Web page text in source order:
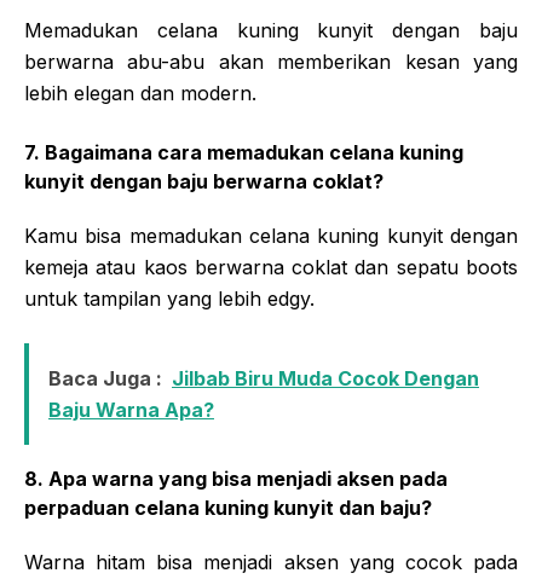
Memadukan celana kuning kunyit dengan baju
berwarna abu-abu akan memberikan kesan yang
lebih elegan dan modern.
7. Bagaimana cara memadukan celana kuning
kunyit dengan baju berwarna coklat?
Kamu bisa memadukan celana kuning kunyit dengan
kemeja atau kaos berwarna coklat dan sepatu boots
untuk tampilan yang lebih edgy.
Baca Juga : Jilbab Biru Muda Cocok Dengan
Baju Warna Apa?
8. Apa warna yang bisa menjadi aksen pada
perpaduan celana kuning kunyit dan baju?
Warna hitam bisa menjadi aksen yang cocok pada